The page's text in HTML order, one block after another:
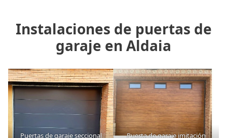
Instalaciones de puertas de
garaje en Aldaia
Puertas de garaje seccional
Puerta de garaje imitación